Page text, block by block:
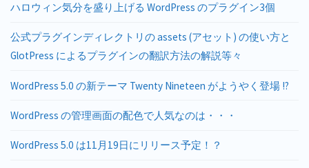
ハロウィン気分を盛り上げる WordPress のプラグイン3個
公式プラグインディレクトリの assets (アセット) の使い方と
GlotPress によるプラグインの翻訳方法の解説等々
WordPress 5.0 の新テーマ Twenty Nineteen がようやく登場 !?
WordPress の管理画面の配色で人気なのは・・・
WordPress 5.0 は11月19日にリリース予定！？